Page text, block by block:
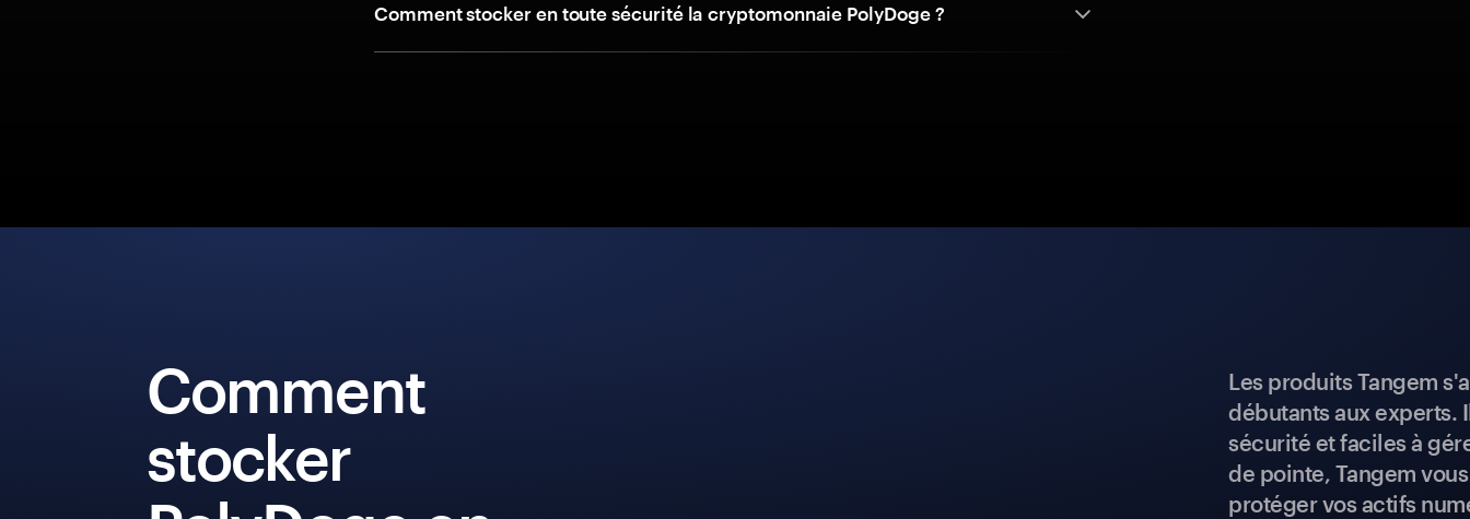
Comment stocker en toute sécurité la cryptomonnaie PolyDoge ?
Comment
stocker
Les produits Tangem
débutants aux experts.
sécurité et faciles à
de pointe, Tangem
protéger vos actifs